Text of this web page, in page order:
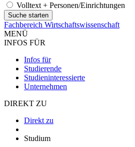
Volltext + Personen/Einrichtungen
Fachbereich Wirtschaftswissenschaft
MENÜ
INFOS FÜR
Infos für
Studierende
Studieninteressierte
Unternehmen
DIREKT ZU
Direkt zu
Studium